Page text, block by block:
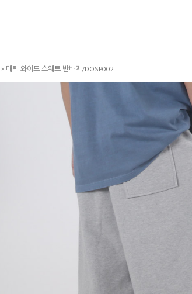
> 매틱 와이드 스웨트 반바지/DOSP002